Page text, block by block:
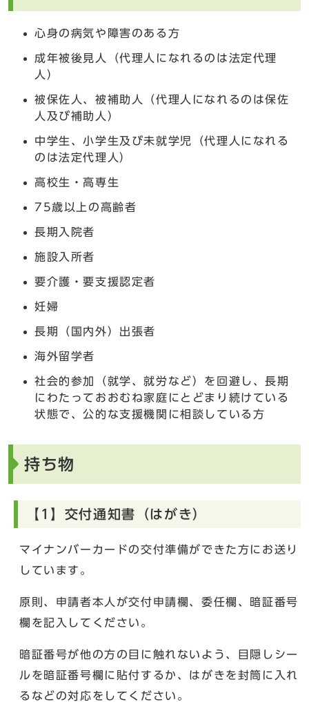
心身の病気や障害のある方
成年被後見人（代理人になれるのは法定代理
人）
被保佐人、被補助人（代理人になれるのは保佐
人及び補助人）
中学生、小学生及び未就学児（代理人になれる
のは法定代理人）
高校生・高専生
75歳以上の高齢者
長期入院者
施設入所者
要介護・要支援認定者
妊婦
長期（国内外）出張者
海外留学者
社会的参加（就学、就労など）を回避し、長期
にわたっておおむね家庭にとどまり続けている
状態で、公的な支援機関に相談している方
持ち物
【1】交付通知書（はがき）
マイナンバーカードの交付準備ができた方にお送り
しています。
原則、申請者本人が交付申請欄、委任欄、暗証番号
欄を記入してください。
暗証番号が他の方の目に触れないよう、目隠しシー
ルを暗証番号欄に貼付するか、はがきを封筒に入れ
るなどの対応をしてください。